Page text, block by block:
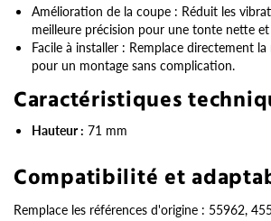
Amélioration de la coupe : Réduit les
meilleure précision pour une tonte nette
Facile à installer : Remplace directement la
pour un montage sans complication.
Caractéristiques
Hauteur : 71 mm
Compatibilité et
Remplace les références d'origine : 55962,